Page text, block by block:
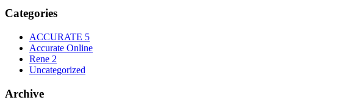
Categories
ACCURATE 5
Accurate Online
Rene 2
Uncategorized
Archive